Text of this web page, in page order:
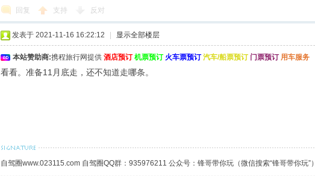
回复 支持 反对
发表于 2021-11-16 16:22:12 显示全部楼层
本站赞助商:携程旅行网提供 酒店预订 机票预订 火车票预订 汽车/船票预订 门票预订 用车服务
看看。准备11月底走，还不知道走哪条。
自驾圈www.023115.com 自驾圈QQ群：935976211 公众号：锋哥带你玩（微信搜索“锋哥带你玩”